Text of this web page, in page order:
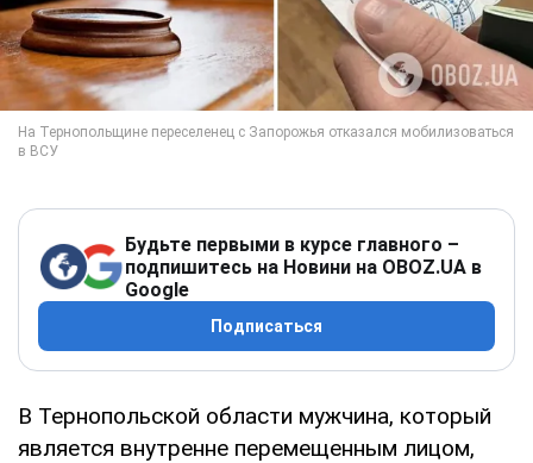
Будьте первыми в курсе главного –
подпишитесь на Новини на OBOZ.UA в
Google
Подписаться
В Тернопольской области мужчина, который
является внутренне перемещенным лицом,